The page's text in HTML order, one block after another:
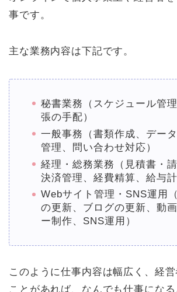
事です。
主な業務内容は下記です。
秘書業務（スケジュール管
張の手配）
一般事務（書類作成、デー
管理、問い合わせ対応）
経理・総務業務（見積書・請
決済管理、経費精算、給与計
Webサイト管理・SNS運用
の更新、ブログの更新、動
ー制作、SNS運用）
このように仕事内容は幅広く、経
ことがあれば、なんでも仕事にな